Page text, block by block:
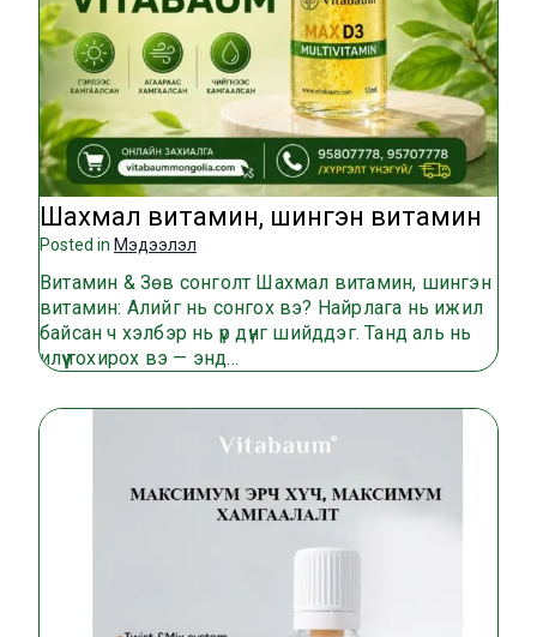
Шахмал витамин, шингэн витамин
Posted in Мэдээлэл
Витамин & Зөв сонголт Шахмал витамин, шингэн
витамин: Алийг нь сонгох вэ? Найрлага нь ижил
байсан ч хэлбэр нь үр дүнг шийддэг. Танд аль нь
илүү тохирох вэ — энд…